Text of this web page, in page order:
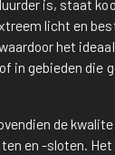
is, staat
licht en
het
in gebieden die
de
en -sloten.